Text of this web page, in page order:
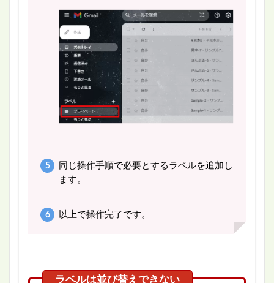
同じ操作手順で必要とするラベルを追加し
ます。
以上で操作完了です。